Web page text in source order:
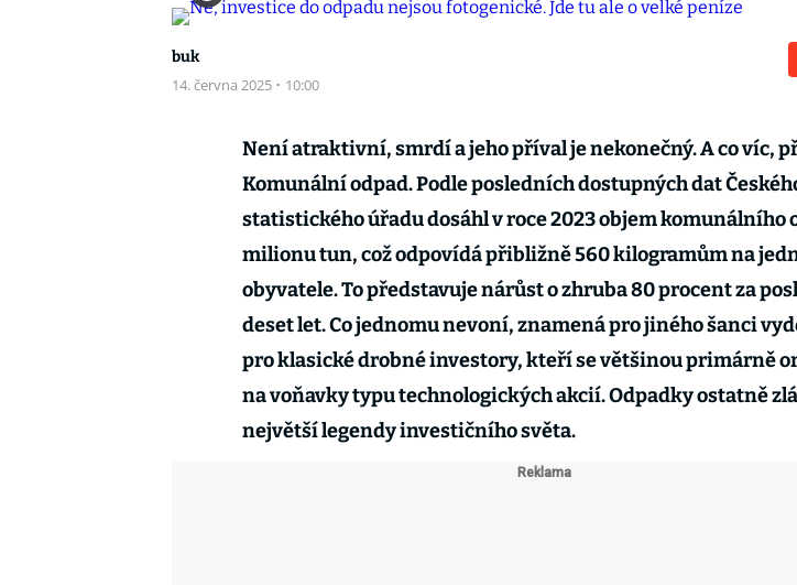
buk
14. června 2025 · 10:00
Není atraktivní, smrdí a jeho příval je nekonečný. A co víc,
Komunální odpad. Podle posledních dostupných dat
statistického úřadu dosáhl v roce 2023 objem komunálního
milionu tun, což odpovídá přibližně 560 kilogramům na
obyvatele. To představuje nárůst o zhruba 80 procent za
deset let. Co jednomu nevoní, znamená pro jiného šanci
pro klasické drobné investory, kteří se většinou primárně
na voňavky typu technologických akcií. Odpadky ostatně
největší legendy investičního světa.